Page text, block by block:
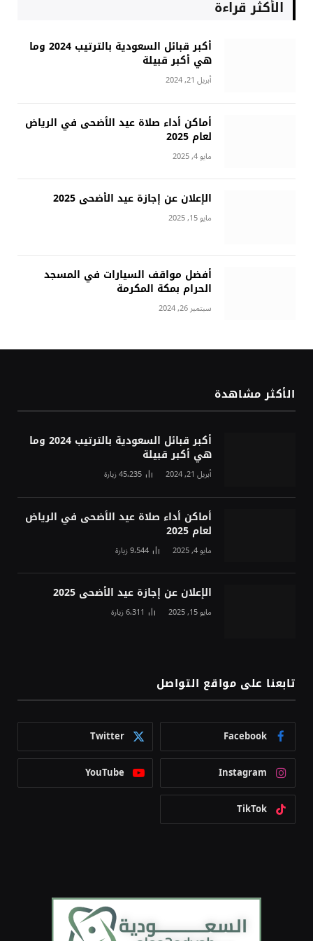
الأكثر قراءة
أكبر قبائل السعودية بالترتيب 2024 وما
هي أكبر قبيلة
أبريل 21, 2024
أماكن أداء صلاة عيد الأضحى في الرياض
لعام 2025
مايو 4, 2025
الإعلان عن إجازة عيد الأضحى 2025
مايو 15, 2025
أفضل مواقف السيارات في المسجد
الحرام بمكة المكرمة
سبتمبر 26, 2024
الأكثر مشاهدة
أكبر قبائل السعودية بالترتيب 2024 وما
هي أكبر قبيلة
أبريل 21, 2024 45٬235زيارة
أماكن أداء صلاة عيد الأضحى في الرياض
لعام 2025
مايو 4, 2025 9٬544زيارة
الإعلان عن إجازة عيد الأضحى 2025
مايو 15, 2025 6٬311زيارة
تابعنا على مواقع التواصل
Facebook
Twitter
Instagram
YouTube
TikTok